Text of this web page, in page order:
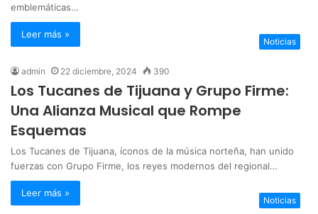
emblemáticas…
Leer más »
Noticias
admin 22 diciembre, 2024 390
Los Tucanes de Tijuana y Grupo Firme:
Una Alianza Musical que Rompe
Esquemas
Los Tucanes de Tijuana, íconos de la música norteña, han unido
fuerzas con Grupo Firme, los reyes modernos del regional…
Leer más »
Noticias